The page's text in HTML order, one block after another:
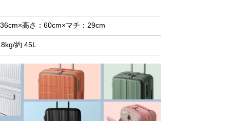
高さ：60cm×マチ：29cm
約 45L